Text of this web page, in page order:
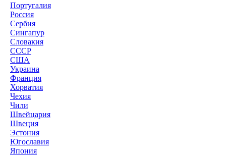
Португалия
Россия
Сербия
Сингапур
Словакия
СССР
США
Украина
Франция
Хорватия
Чехия
Чили
Швейцария
Швеция
Эстония
Югославия
Япония